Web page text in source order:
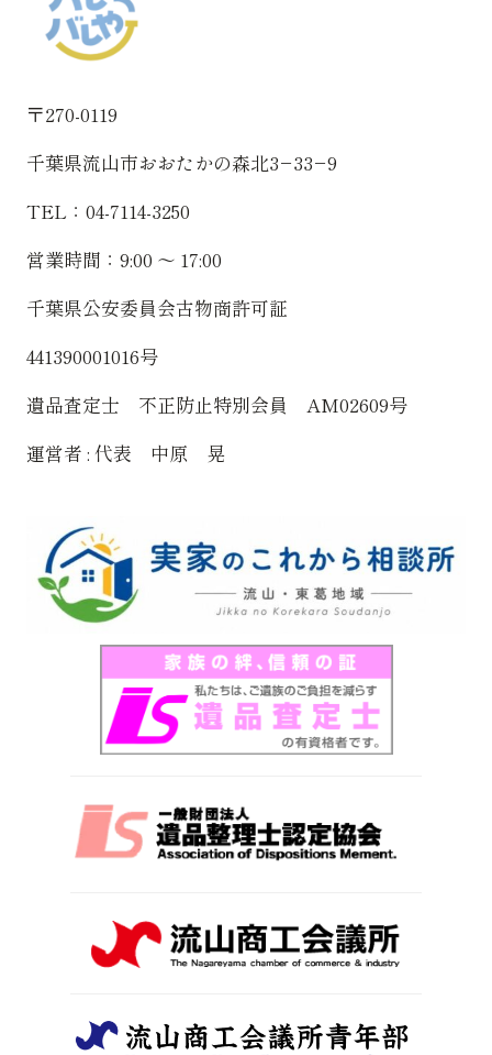
〒270-0119
千葉県流山市おおたかの森北3−33−9
TEL：04-7114-3250
営業時間：9:00 〜 17:00
千葉県公安委員会古物商許可証
441390001016号
遺品査定士 不正防止特別会員 AM02609号
運営者 : 代表 中原 晃